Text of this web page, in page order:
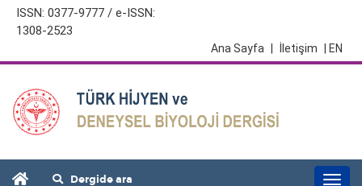
ISSN: 0377-9777 / e-ISSN:
1308-2523
| EN
İletişim
Ana Sayfa
Dergide ara